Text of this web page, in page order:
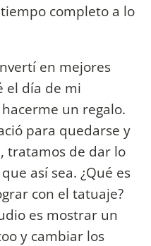
completo a lo
en mejores
el día de mi
un regalo.
para quedarse y
tratamos de dar lo
así sea. ¿Qué es
con el tatuaje?
es mostrar un
y cambiar los